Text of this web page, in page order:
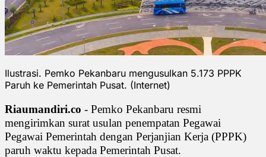
Ilustrasi. Pemko Pekanbaru mengusulkan 5.173 PPPK
Paruh ke Pemerintah Pusat. (Internet)
Riaumandiri.co - Pemko Pekanbaru resmi
mengirimkan surat usulan penempatan Pegawai
Pegawai Pemerintah dengan Perjanjian Kerja (PPPK)
paruh waktu kepada Pemerintah Pusat.